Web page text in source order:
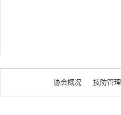
协会概况 技防管理